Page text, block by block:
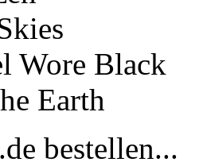
Wore Black
Earth
bestellen...